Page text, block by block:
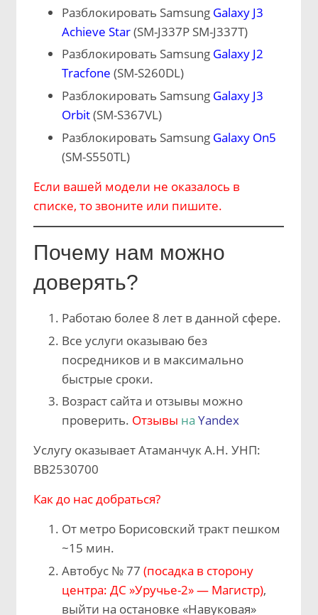
Разблокировать Samsung Galaxy J3
Achieve Star(SM-J337P SM-J337T)
Разблокировать Samsung Galaxy J2
Tracfone (SM-S260DL)
Разблокировать Samsung Galaxy J3
Orbit(SM-S367VL)
Разблокировать Samsung Galaxy On5
(SM-S550TL)
Если вашей модели не оказалось в
списке, то звоните или пишите.
Почему нам можно
доверять?
Работаю более 8 лет в данной сфере.
Все услуги оказываю без
посредников и в максимально
быстрые сроки.
Возраст сайта и отзывы можно
проверить. Отзывы на Yandex
Услугу оказывает Атаманчук А.Н. УНП:
BB2530700
Как до нас добраться?
От метро Борисовский тракт пешком
~15 мин.
Автобус № 77 (посадка в сторону
центра: ДС »Уручье-2» — Магистр),
выйти на остановке «Навуковая»